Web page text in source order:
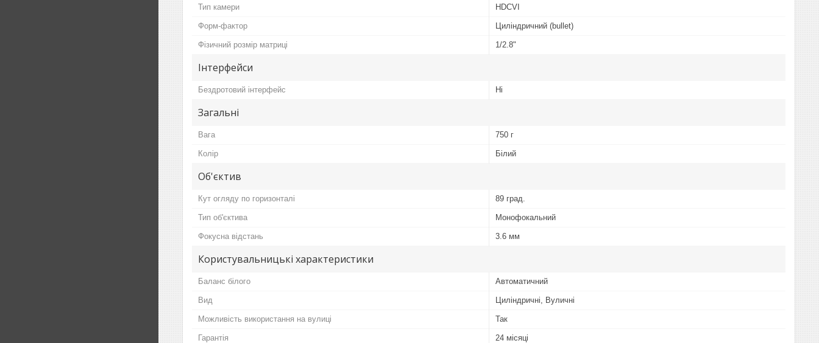
Тип камери HDCVI
Форм-фактор Циліндричний (bullet)
Фізичний розмір матриці 1/2.8"
Інтерфейси
Бездротовий інтерфейс Ні
Загальні
Вага 750 г
Колір Білий
Об'єктив
Кут огляду по горизонталі 89 град.
Тип об'єктива Монофокальний
Фокусна відстань 3.6 мм
Користувальницькі характеристики
Баланс білого Автоматичний
Вид Циліндричні, Вуличні
Можливість використання на вулиці Так
Гарантія 24 місяці